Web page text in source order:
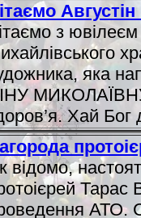
з
яка
Хай Бог
відомо,
Тарас
АТО.